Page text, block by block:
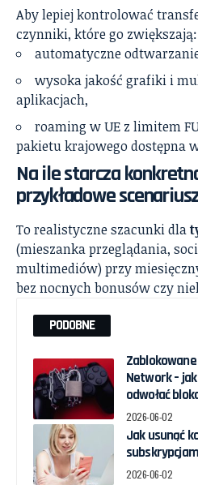
Aby lepiej kontrolować
czynniki, które go zwiększają:
automatyczne
wysoka jakość grafiki i
aplikacjach,
roaming w UE z limitem
pakietu krajowego dostępna
Na ile starcza
przykładowe
To realistyczne szacunki dla
(mieszanka przeglądania,
multimediów) przy
bez nocnych bonusów czy
PODOBNE
Network –
odwołać
2026-06-02
Jak usunąć
2026-06-02